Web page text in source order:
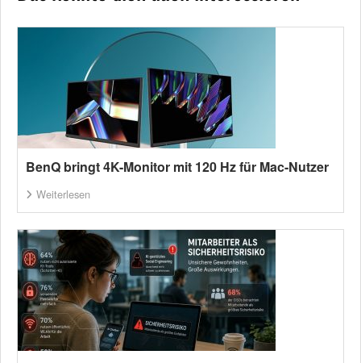
BenQ bringt 4K-Monitor mit 120 Hz für Mac-Nutzer
Weiterlesen